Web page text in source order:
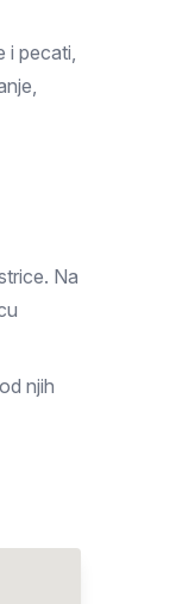
i pecati,
Na
njih